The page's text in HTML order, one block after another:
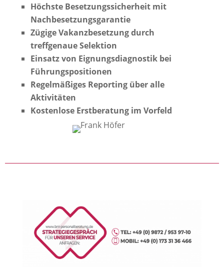
Höchste Besetzungssicherheit mit
Nachbesetzungsgarantie
Zügige Vakanzbesetzung durch
treffgenaue Selektion
Einsatz von Eignungsdiagnostik bei
Führungspositionen
Regelmäßiges Reporting über alle
Aktivitäten
Kostenlose Erstberatung im Vorfeld